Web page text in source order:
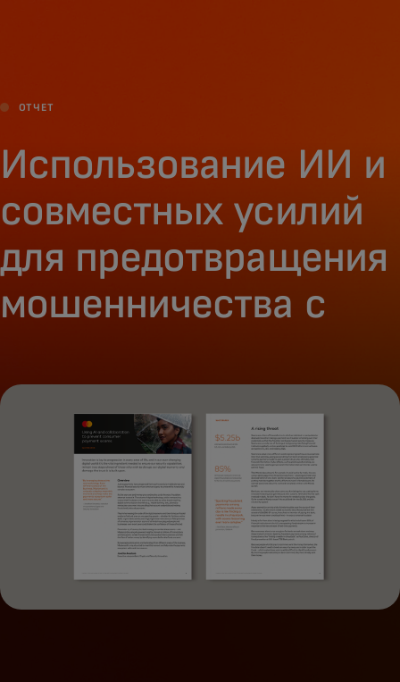
Для новаторов
Новости и тренды
ОТЧЕТ
Использование ИИ и
совместных усилий
для предотвращения
мошенничества с
потребителей